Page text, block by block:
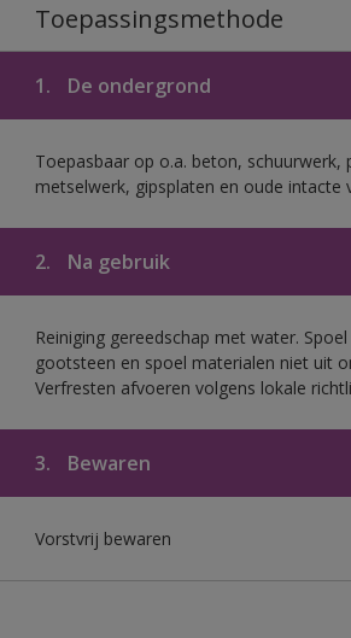
Toepassingsmethode
1. De ondergrond
Toepasbaar op o.a. beton, schuurwerk,
metselwerk, gipsplaten en oude intacte
2. Na gebruik
Reiniging gereedschap met water.
gootsteen en spoel materialen niet uit
Verfresten afvoeren volgens lokale
3. Bewaren
Vorstvrij bewaren